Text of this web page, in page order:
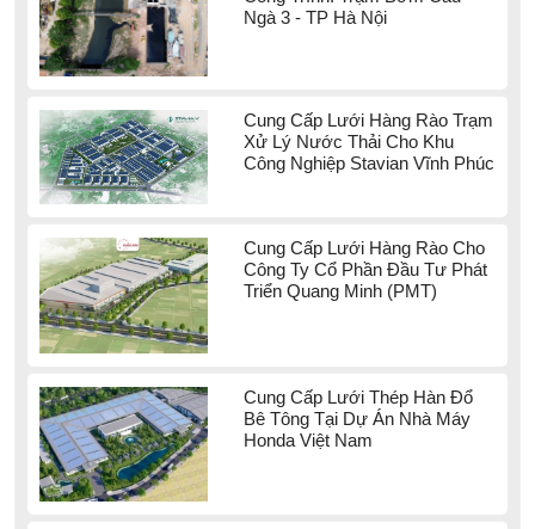
Ngà 3 - TP Hà Nội
Cung Cấp Lưới Hàng Rào Trạm
Xử Lý Nước Thải Cho Khu
Công Nghiệp Stavian Vĩnh Phúc
Cung Cấp Lưới Hàng Rào Cho
Công Ty Cổ Phần Đầu Tư Phát
Triển Quang Minh (PMT)
Cung Cấp Lưới Thép Hàn Đổ
Bê Tông Tại Dự Án Nhà Máy
Honda Việt Nam